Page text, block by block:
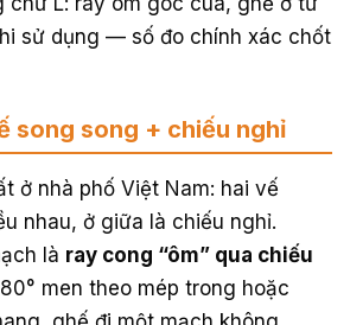
sử dụng — số đo chính xác chốt
song song + chiếu nghỉ
ở nhà phố Việt Nam: hai vế
nhau, ở giữa là chiếu nghỉ.
là ray cong “ôm” qua chiếu
men theo mép trong hoặc